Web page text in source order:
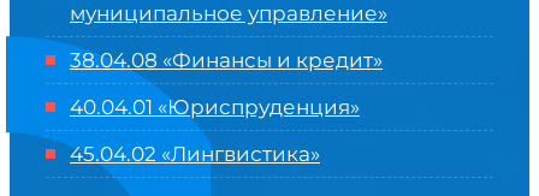
муниципальное управление»
38.04.08 «Финансы и кредит»
40.04.01 «Юриспруденция»
45.04.02 «Лингвистика»